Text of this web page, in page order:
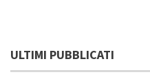
ULTIMI PUBBLICATI